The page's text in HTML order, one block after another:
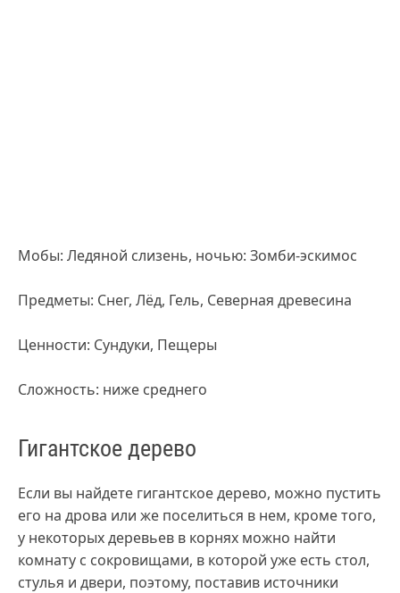
Мобы: Ледяной слизень, ночью: Зомби-эскимос
Предметы: Снег, Лёд, Гель, Северная древесина
Ценности: Сундуки, Пещеры
Сложность: ниже среднего
Гигантское дерево
Если вы найдете гигантское дерево, можно пустить
его на дрова или же поселиться в нем, кроме того,
у некоторых деревьев в корнях можно найти
комнату с сокровищами, в которой уже есть стол,
стулья и двери, поэтому, поставив источники